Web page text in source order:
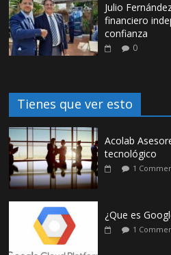
Julio
financiero
confianza
0
Tienes que ver esto
Acolab
tecnológico
1
¿Que es
1